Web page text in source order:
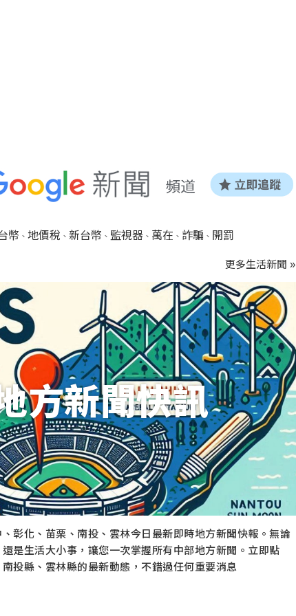
幣 、 地價稅 、 新台幣 、 監視器、 萬在 、 詐騙 、 開罰
更多生活新聞 »
方新聞快訊
彰化、苗栗、南投、雲林今日最新即時地方新聞快報。無論
是生活大小事，讓您一次掌握所有中部地方新聞。立即點
投縣、雲林縣的最新動態，不錯過任何重要消息